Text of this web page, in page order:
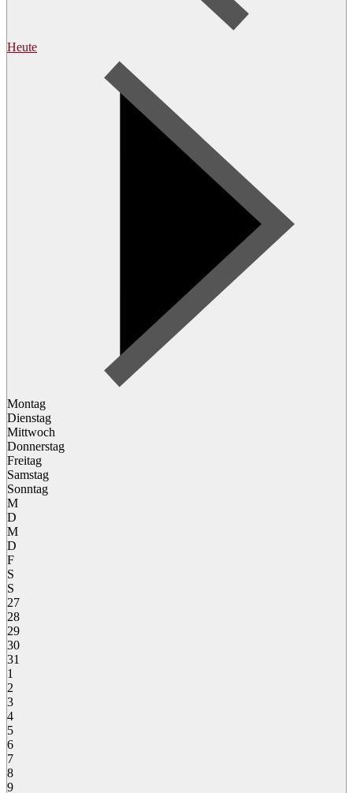
Heute
Montag
Dienstag
Mittwoch
Donnerstag
Freitag
Samstag
Sonntag
M
D
M
D
F
S
S
27
28
29
30
31
1
2
3
4
5
6
7
8
9